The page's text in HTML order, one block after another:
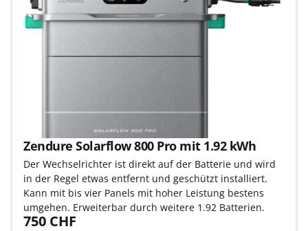
Zendure Solarflow 800 Pro mit 1.92 kWh
Der Wechselrichter ist direkt auf der Batterie und wird
in der Regel etwas entfernt und geschützt installiert.
Kann mit bis vier Panels mit hoher Leistung bestens
umgehen. Erweiterbar durch weitere 1.92 Batterien.
750 CHF